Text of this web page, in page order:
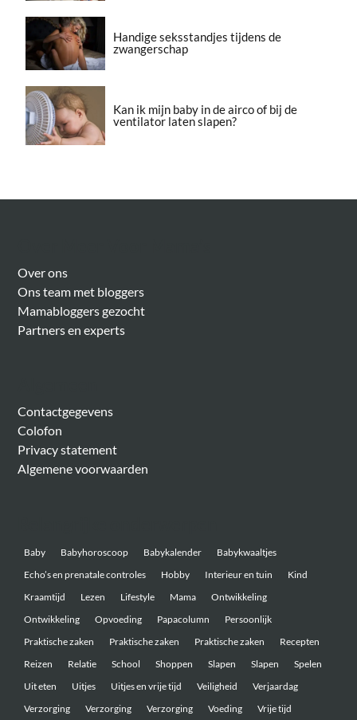
Handige seksstandjes tijdens de
zwangerschap
Kan ik mijn baby in de airco of bij de
ventilator laten slapen?
Over ons
Ons team met bloggers
Mamabloggers gezocht
Partners en experts
Contactgegevens
Colofon
Privacy statement
Algemene voorwaarden
Baby Babyhoroscoop Babykalender
Babykwaaltjes
Echo’s en prenatale controles
Hobby Interieur en tuin
Kind
Kraamtijd
Lezen Lifestyle Mama
Ontwikkeling
Ontwikkeling
Opvoeding Papacolumn
Persoonlijk
Praktische zaken
Praktische zaken Praktische zaken
Recepten
Reizen
Relatie School Shoppen Slapen Slapen
Spelen
Uit eten
Uitjes Uitjes en vrije tijd Veiligheid
Verjaardag
Verzorging
Verzorging Verzorging Voeding Vrije tijd